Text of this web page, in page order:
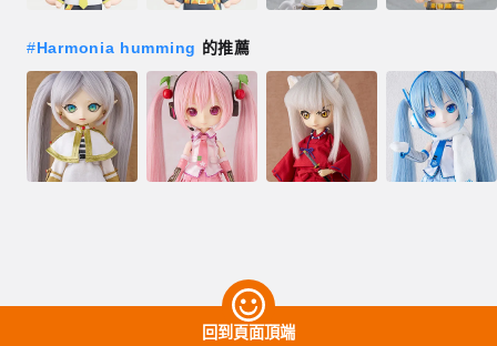
#Harmonia humming 的推薦
回到頁面頂端